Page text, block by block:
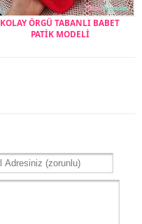
KOLAY ÖRGÜ TABANLI BABET
PATİK MODELİ